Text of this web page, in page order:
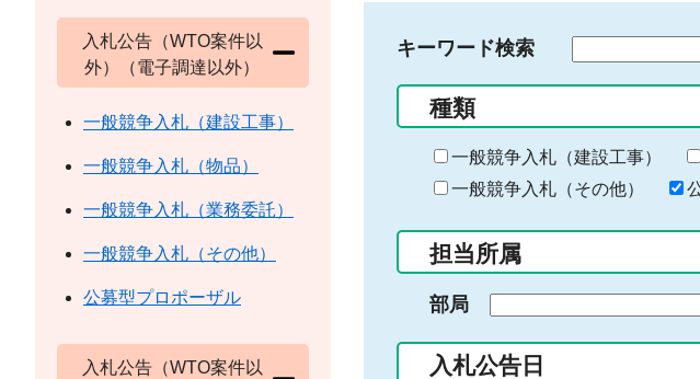
キーワード検索
る
キ
ー
ー
入
力
種類
一般競争入札（建設工事）
一般競争入札（その他）
担当所属
部局
入札公告日
入札公告（WTO案件以
外）（電子調達以外）
一般競争入札（建設工事）
一般競争入札（物品）
一般競争入札（業務委託）
一般競争入札（その他）
公募型プロポーザル
入札公告（WTO案件以